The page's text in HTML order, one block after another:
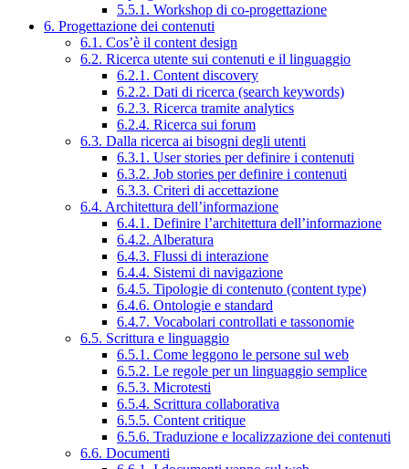
5.5.1. Workshop di co-progettazione
6. Progettazione dei contenuti
6.1. Cos’è il content design
6.2. Ricerca utente sui contenuti e il linguaggio
6.2.1. Content discovery
6.2.2. Dati di ricerca (search keywords)
6.2.3. Ricerca tramite analytics
6.2.4. Ricerca sui forum
6.3. Dalla ricerca ai bisogni degli utenti
6.3.1. User stories per definire i contenuti
6.3.2. Job stories per definire i contenuti
6.3.3. Criteri di accettazione
6.4. Architettura dell’informazione
6.4.1. Definire l’architettura dell’informazione
6.4.2. Alberatura
6.4.3. Flussi di interazione
6.4.4. Sistemi di navigazione
6.4.5. Tipologie di contenuto (content type)
6.4.6. Ontologie e standard
6.4.7. Vocabolari controllati e tassonomie
6.5. Scrittura e linguaggio
6.5.1. Come leggono le persone sul web
6.5.2. Le regole per un linguaggio semplice
6.5.3. Microtesti
6.5.4. Scrittura collaborativa
6.5.5. Content critique
6.5.6. Traduzione e localizzazione dei contenuti
6.6. Documenti